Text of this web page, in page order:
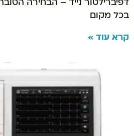
דפיברילטור נייד – הבחירה
בכל מקום
קרא עוד »